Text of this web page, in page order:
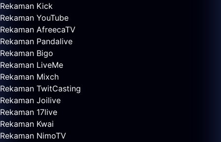
Rekaman Kick
Rekaman YouTube
Rekaman AfreecaTV
Rekaman Pandalive
Rekaman Bigo
Rekaman LiveMe
Rekaman Mixch
Rekaman TwitCasting
Rekaman Joilive
Rekaman 17live
Rekaman Kwai
Rekaman NimoTV